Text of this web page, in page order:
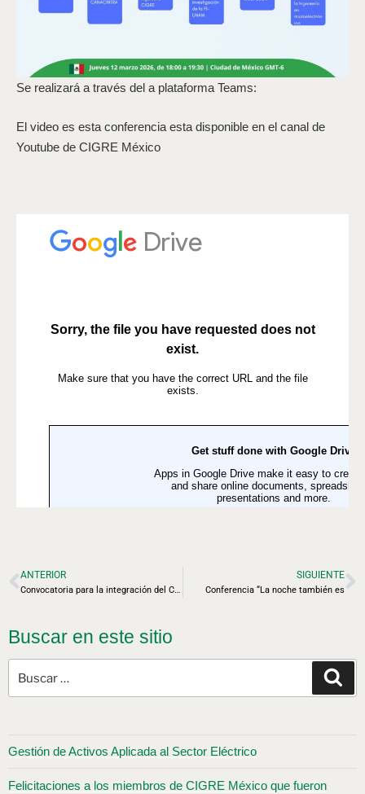
Se realizará a través del a plataforma Teams:
El video es esta conferencia esta disponible en el canal de
Youtube de CIGRE México
ANTERIOR
Convocatoria para la integración del Comité de Estudio sobre Conductores de Alto Desempeño Térmico
SIGUIENTE
Conferencia “La noche también es
Buscar en este sitio
Gestión de Activos Aplicada al Sector Eléctrico
Felicitaciones a los miembros de CIGRE México que fueron